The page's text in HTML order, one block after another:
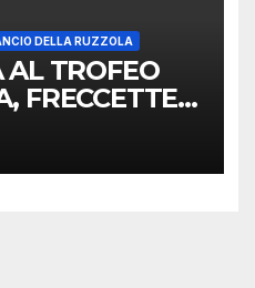
DELLA RUZZOLA
AL TROFEO
FRECCETTE E